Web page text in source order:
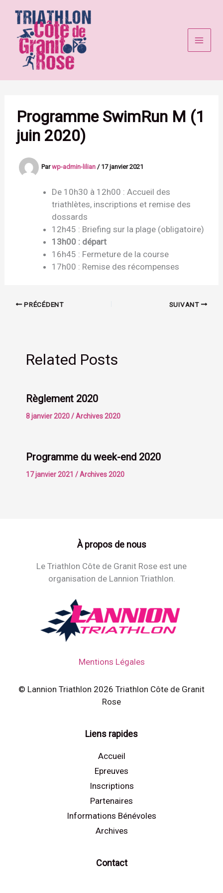
contenu
Programme SwimRun M (1
juin 2020)
Parwp-admin-lilian/ 17 janvier 2021
De 10h30 à 12h00 : Accueil des
triathlètes, inscriptions et remise des
dossards
12h45 : Briefing sur la plage (obligatoire)
13h00 : départ
16h45 : Fermeture de la course
17h00 : Remise des récompenses
PRÉCÉDENT SUIVANT
Related Posts
Règlement 2020
8 janvier 2020/Archives 2020
Programme du week-end 2020
17 janvier 2021 /Archives 2020
À propos de nous
Le Triathlon Côte de Granit Rose est une
organisation de Lannion Triathlon.
Mentions Légales
© Lannion Triathlon 2026 Triathlon Côte de Granit
Rose
Liens rapides
Accueil
Epreuves
Inscriptions
Partenaires
Informations Bénévoles
Archives
Contact